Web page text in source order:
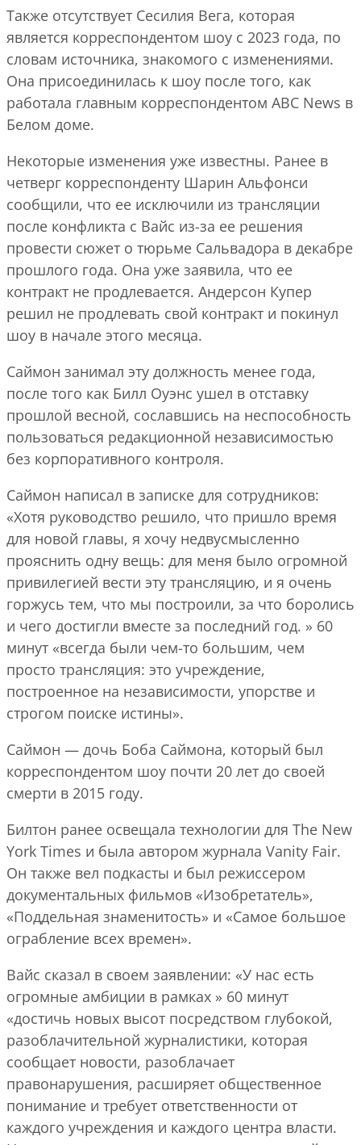
Также отсутствует Сесилия Вега, которая
является корреспондентом шоу с 2023 года, по
словам источника, знакомого с изменениями.
Она присоединилась к шоу после того, как
работала главным корреспондентом ABC News в
Белом доме.
Некоторые изменения уже известны. Ранее в
четверг корреспонденту Шарин Альфонси
сообщили, что ее исключили из трансляции
после конфликта с Вайс из-за ее решения
провести сюжет о тюрьме Сальвадора в декабре
прошлого года. Она уже заявила, что ее
контракт не продлевается. Андерсон Купер
решил не продлевать свой контракт и покинул
шоу в начале этого месяца.
Саймон занимал эту должность менее года,
после того как Билл Оуэнс ушел в отставку
прошлой весной, сославшись на неспособность
пользоваться редакционной независимостью
без корпоративного контроля.
Саймон написал в записке для сотрудников:
«Хотя руководство решило, что пришло время
для новой главы, я хочу недвусмысленно
прояснить одну вещь: для меня было огромной
привилегией вести эту трансляцию, и я очень
горжусь тем, что мы построили, за что боролись
и чего достигли вместе за последний год. » 60
минут «всегда были чем-то большим, чем
просто трансляция: это учреждение,
построенное на независимости, упорстве и
строгом поиске истины».
Саймон — дочь Боба Саймона, который был
корреспондентом шоу почти 20 лет до своей
смерти в 2015 году.
Билтон ранее освещала технологии для The New
York Times и была автором журнала Vanity Fair.
Он также вел подкасты и был режиссером
документальных фильмов «Изобретатель»,
«Поддельная знаменитость» и «Самое большое
ограбление всех времен».
Вайс сказал в своем заявлении: «У нас есть
огромные амбиции в рамках » 60 минут
«достичь новых высот посредством глубокой,
разоблачительной журналистики, которая
сообщает новости, разоблачает
правонарушения, расширяет общественное
понимание и требует ответственности от
каждого учреждения и каждого центра власти.